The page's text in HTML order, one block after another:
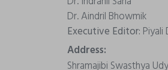
Dr. Aindril Bhowmik
Executive Editor: Piyali
Address:
Shramajibi Swasthya